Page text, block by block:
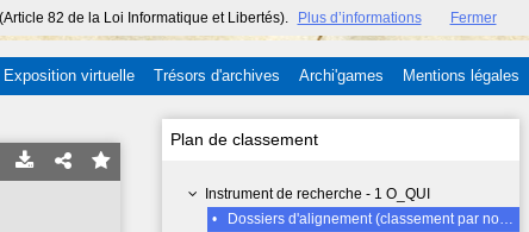
82 de la Loi Informatique et Libertés). Plus d’informations Fermer
Exposition virtuelle Trésors d'archives Archi'games Mentions légales
Plan de classement
Instrument de recherche - 1 O_QUI
•
Dossiers d'alignement (classement par nom de rue, un dossier par rue), La Mine (venelle de )1856-1878